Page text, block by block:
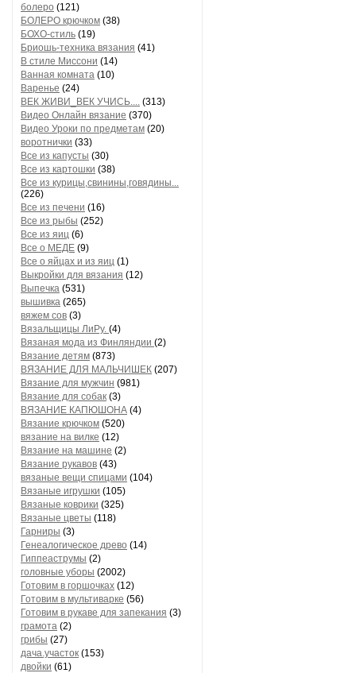
болеро (121)
БОЛЕРО крючком (38)
БОХО-стиль (19)
Бриошь-техника вязания (41)
В стиле Миссони (14)
Ванная комната (10)
Варенье (24)
ВЕК ЖИВИ_ВЕК УЧИСЬ.... (313)
Видео Онлайн вязание (370)
Видео Уроки по предметам (20)
воротнички (33)
Все из капусты (30)
Все из картошки (38)
Все из курицы,свинины,говядины...
(226)
Все из печени (16)
Все из рыбы (252)
Все из яиц (6)
Все о МЕДЕ (9)
Все о яйцах и из яиц (1)
Выкройки для вязания (12)
Выпечка (531)
вышивка (265)
вяжем сов (3)
Вязальщицы ЛиРу. (4)
Вязаная мода из Финляндии (2)
Вязание детям (873)
ВЯЗАНИЕ ДЛЯ МАЛЬЧИШЕК (207)
Вязание для мужчин (981)
Вязание для собак (3)
ВЯЗАНИЕ КАПЮШОНА (4)
Вязание крючком (520)
вязание на вилке (12)
Вязание на машине (2)
Вязание рукавов (43)
вязаные вещи спицами (104)
Вязаные игрушки (105)
Вязаные коврики (325)
Вязаные цветы (118)
Гарниры (3)
Генеалогическое древо (14)
Гиппеаструмы (2)
головные уборы (2002)
Готовим в горшочках (12)
Готовим в мультиварке (56)
Готовим в рукаве для запекания (3)
грамота (2)
грибы (27)
дача.участок (153)
двойки (61)